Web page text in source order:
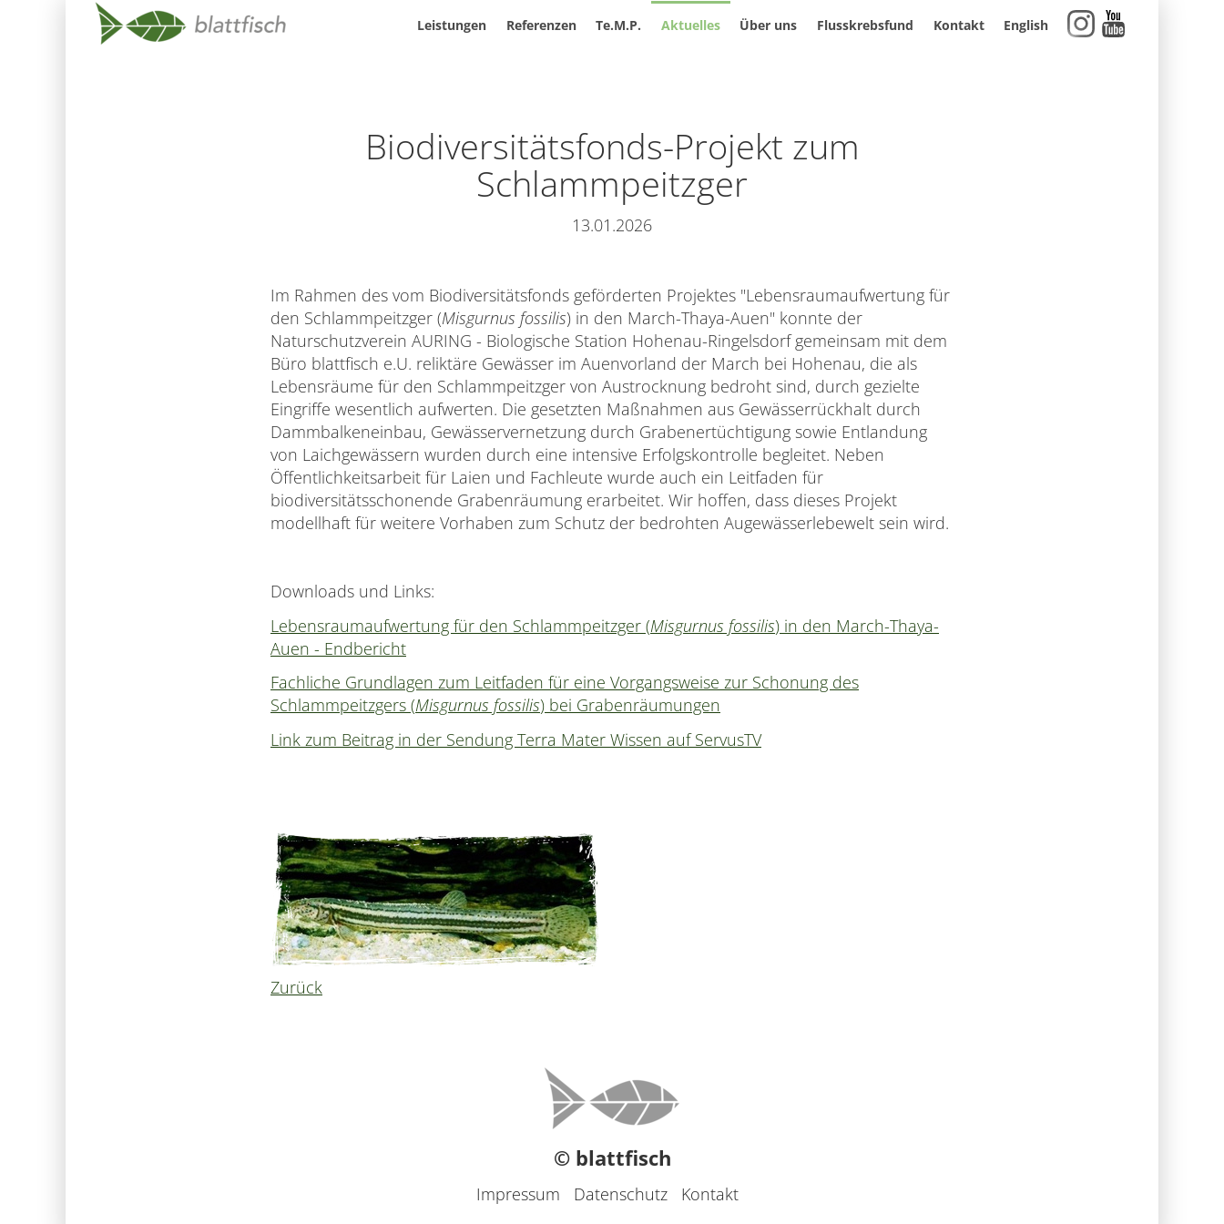
Navigation
Leistungen Referenzen Te.M.P. Aktuelles Über uns Flusskrebsfund Kontakt English
Biodiversitätsfonds-Projekt zum
Schlammpeitzger
13.01.2026
Im Rahmen des vom Biodiversitätsfonds geförderten Projektes "Lebensraumaufwertung für
den Schlammpeitzger (Misgurnus fossilis) in den March-Thaya-Auen" konnte der
Naturschutzverein AURING - Biologische Station Hohenau-Ringelsdorf gemeinsam mit dem
Büro blattfisch e.U. reliktäre Gewässer im Auenvorland der March bei Hohenau, die als
Lebensräume für den Schlammpeitzger von Austrocknung bedroht sind, durch gezielte
Eingriffe wesentlich aufwerten. Die gesetzten Maßnahmen aus Gewässerrückhalt durch
Dammbalkeneinbau, Gewässervernetzung durch Grabenertüchtigung sowie Entlandung
von Laichgewässern wurden durch eine intensive Erfolgskontrolle begleitet. Neben
Öffentlichkeitsarbeit für Laien und Fachleute wurde auch ein Leitfaden für
biodiversitätsschonende Grabenräumung erarbeitet. Wir hoffen, dass dieses Projekt
modellhaft für weitere Vorhaben zum Schutz der bedrohten Augewässerlebewelt sein wird.
Downloads und Links:
Lebensraumaufwertung für den Schlammpeitzger (Misgurnus fossilis) in den March-Thaya-
Auen - Endbericht
Fachliche Grundlagen zum Leitfaden für eine Vorgangsweise zur Schonung des
Schlammpeitzgers (Misgurnus fossilis) bei Grabenräumungen
Link zum Beitrag in der Sendung Terra Mater Wissen auf ServusTV
Zurück
© blattfisch
Impressum Datenschutz Kontakt